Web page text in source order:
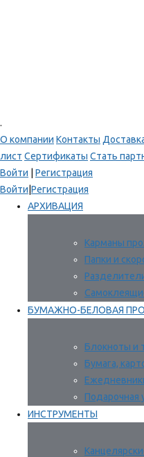
.
О компании Контакты
лист Сертификаты Стать
Войти
Регистрация
Войти Регистрация
АРХИВАЦИЯ
Карманы
Папки и
БУМАЖНО-БЕЛОВАЯ
Блокноты и
Бумага,
Подарочная
ИНСТРУМЕНТЫ